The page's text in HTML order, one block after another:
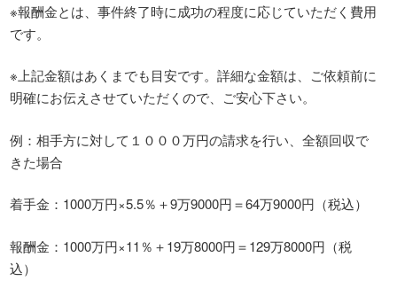
※報酬金とは、事件終了時に成功の程度に応じていただく費用
です。
※上記金額はあくまでも目安です。詳細な金額は、ご依頼前に
明確にお伝えさせていただくので、ご安心下さい。
例：相手方に対して１０００万円の請求を行い、全額回収で
きた場合
着手金：1000万円×5.5％＋9万9000円＝64万9000円（税込）
報酬金：1000万円×11％＋19万8000円＝129万8000円（税
込）